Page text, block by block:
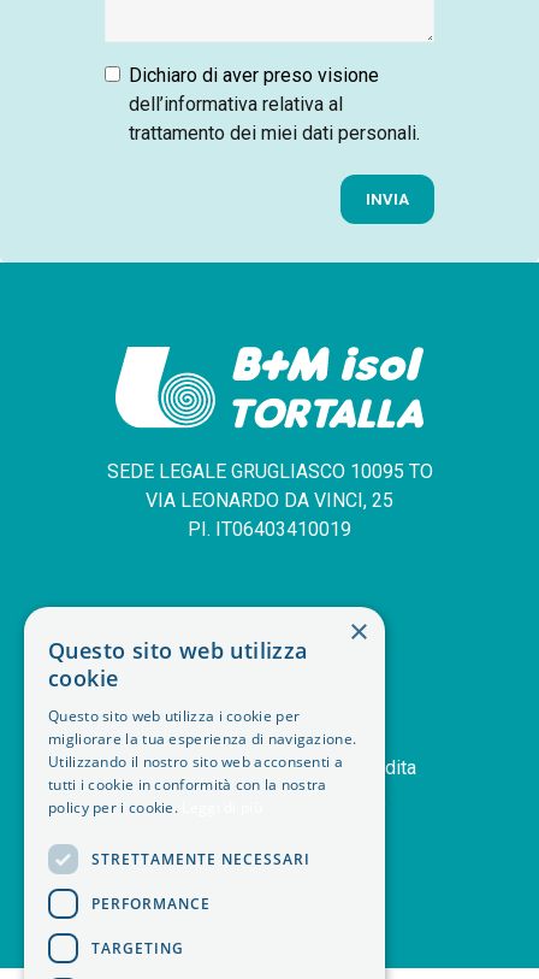
Dichiaro di aver preso visione
dell’informativa relativa al
trattamento dei miei dati personali.
INVIA
SEDE LEGALE GRUGLIASCO 10095 TO
VIA LEONARDO DA VINCI, 25
PI. IT06403410019
deskphone +39 011 408 14 28
orders Storico ordini
handshake Termini e condizioni di vendita
delivery_truck_speed
×
Questo sito web utilizza
cookie
Questo sito web utilizza i cookie per
migliorare la tua esperienza di navigazione.
Utilizzando il nostro sito web acconsenti a
tutti i cookie in conformità con la nostra
policy per i cookie.
STRETTAMENTE NECESSARI
PERFORMANCE
TARGETING